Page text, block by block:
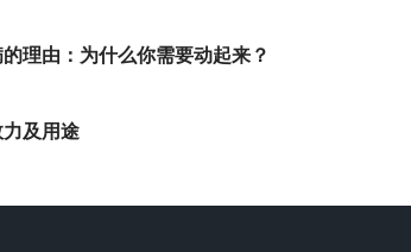
理由：为什么你需要动起来？
及用途